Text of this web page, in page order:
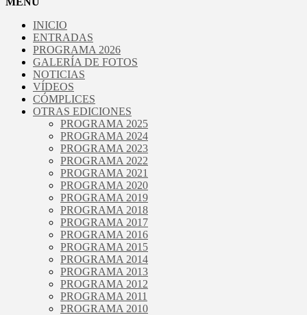
INICIO
ENTRADAS
PROGRAMA 2026
GALERÍA DE FOTOS
NOTICIAS
VÍDEOS
CÓMPLICES
OTRAS EDICIONES
PROGRAMA 2025
PROGRAMA 2024
PROGRAMA 2023
PROGRAMA 2022
PROGRAMA 2021
PROGRAMA 2020
PROGRAMA 2019
PROGRAMA 2018
PROGRAMA 2017
PROGRAMA 2016
PROGRAMA 2015
PROGRAMA 2014
PROGRAMA 2013
PROGRAMA 2012
PROGRAMA 2011
PROGRAMA 2010